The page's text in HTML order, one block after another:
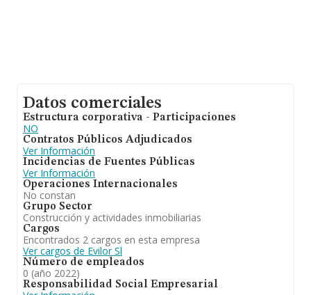
Datos comerciales
Estructura corporativa - Participaciones
NO
Contratos Públicos Adjudicados
Ver Información
Incidencias de Fuentes Públicas
Ver Información
Operaciones Internacionales
No constan
Grupo Sector
Construcción y actividades inmobiliarias
Cargos
Encontrados 2 cargos en esta empresa
Ver cargos de Evilor Sl
Número de empleados
0 (año 2022)
Responsabilidad Social Empresarial